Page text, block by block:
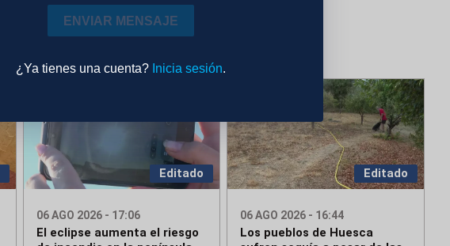
ENVIAR MENSAJE
¿Ya tienes una cuenta? Inicia sesión.
Editado
06 AGO 2026 - 17:06
El eclipse aumenta el riesgo
Editado
06 AGO 2026 - 16:44
Los pueblos de Huesca